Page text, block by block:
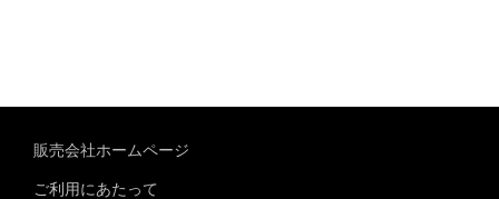
販売会社ホームページ
ご利用にあたって